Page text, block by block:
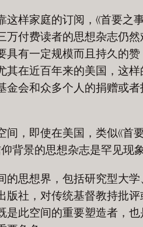
样家庭的订阅，《首要之事
万付费读者的思想杂志仍然
具有一定规模而且持久的赞
其在近百年来的美国，这样
金会和众多个人的捐赠或者
，即使在美国，类似《首
背景的思想杂志是罕见现
的思想界，包括研究型大学
版社，对传统基督教持批评
是此空间的重要塑造者，也